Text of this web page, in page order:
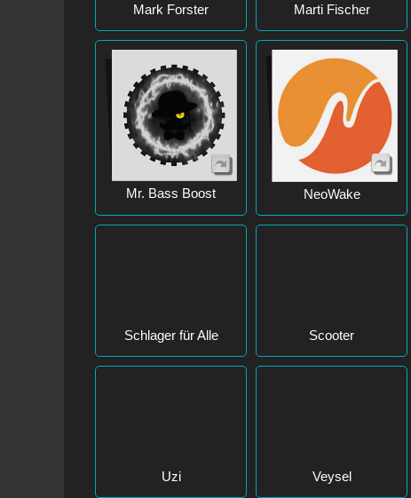
Mark Forster Marti Fischer
Mr. Bass Boost NeoWake
Scooter